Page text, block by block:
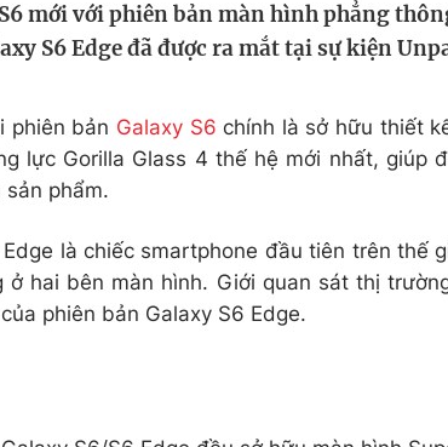
Học trực tuyến
mới với phiên bản màn hình phẳng
S6 Edge đã được ra mắt tại sự kiện
phiên bản Galaxy S6 chính là sở hữu thiết
lực Gorilla Glass 4 thế hệ mới nhất, giúp
sản phẩm.
là chiếc smartphone đầu tiên trên thế
ở hai bên màn hình. Giới quan sát thị
phiên bản Galaxy S6 Edge.